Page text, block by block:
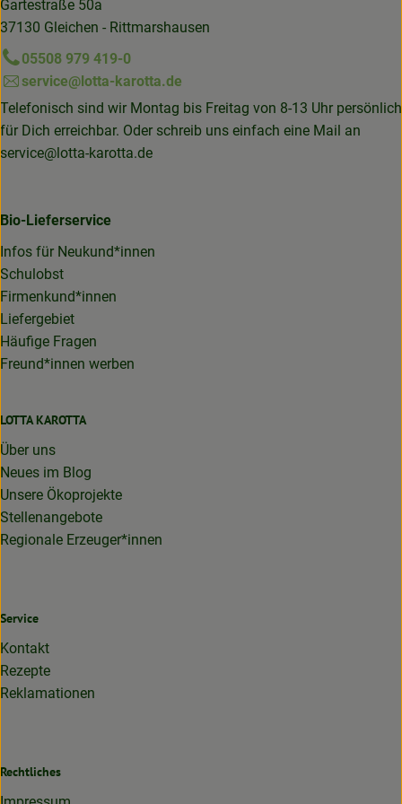
Gartestraße 50a
37130 Gleichen - Rittmarshausen
05508 979 419-0
service@lotta-karotta.de
Telefonisch sind wir Montag bis Freitag von 8-13 Uhr persönlich
für Dich erreichbar. Oder schreib uns einfach eine Mail an
service@lotta-karotta.de
Bio-Lieferservice
Infos für Neukund*innen
Schulobst
Firmenkund*innen
Liefergebiet
Häufige Fragen
Freund*innen werben
LOTTA KAROTTA
Über uns
Neues im Blog
Unsere Ökoprojekte
Stellenangebote
Regionale Erzeuger*innen
Service
Kontakt
Rezepte
Reklamationen
Rechtliches